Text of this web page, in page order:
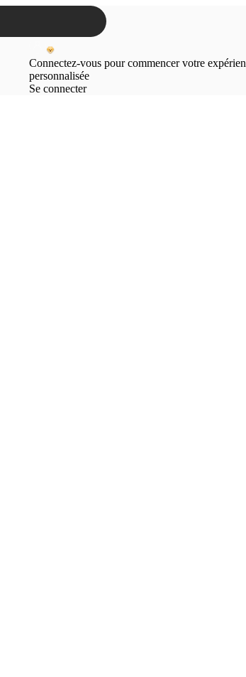
Connectez-vous pour commencer votre
personnalisée
Se connecter